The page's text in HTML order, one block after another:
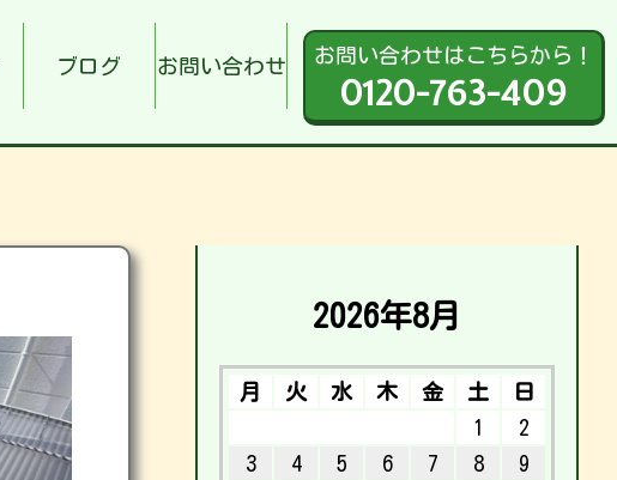
ブログ お問い合わせ お問い合わせはこちらから！
0120-763-409
2026年8月
月 火 水 木 金 土
日
1
2
3
4 5 6 7 8
9